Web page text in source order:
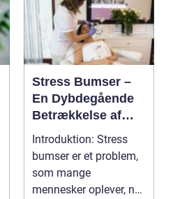
Stress Bumser –
En Dybdegående
Betrækkelse af
Årsager og
Behandling
Introduktion: Stress
bumser er et problem,
som mange
mennesker oplever, når